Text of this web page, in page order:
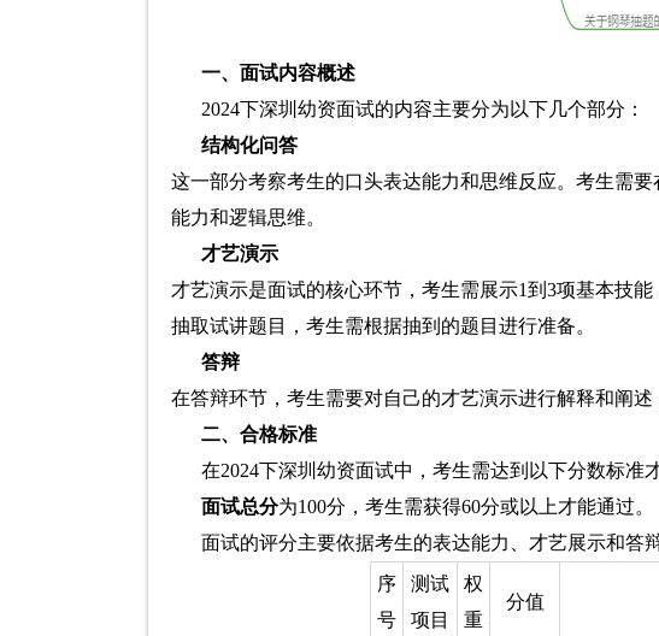
一、面试内容概述
2024下深圳幼资面试的内容主要分为以下几个部分：
结构化问答
这一部分考察考生的口头表达能力和思维反应。考生需
能力和逻辑思维。
才艺演示
才艺演示是面试的核心环节，考生需展示1到3项基本技
抽取试讲题目，考生需根据抽到的题目进行准备。
答辩
在答辩环节，考生需要对自己的才艺演示进行解释和阐述
二、合格标准
在2024下深圳幼资面试中，考生需达到以下分数标准
面试总分为100分，考生需获得60分或以上才能通过。
面试的评分主要依据考生的表达能力、才艺展示和答
序
号
测试
项目
权
重
分值